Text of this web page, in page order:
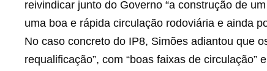
reivindicar junto do Governo “a construção de
uma boa e rápida circulação rodoviária e ainda
No caso concreto do IP8, Simões adiantou que
requalificação”, com “boas faixas de circulação”